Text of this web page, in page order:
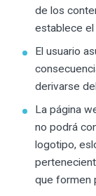
de los
establece el
El usuario
derivarse
La página
no podrá
logotipo,
que formen